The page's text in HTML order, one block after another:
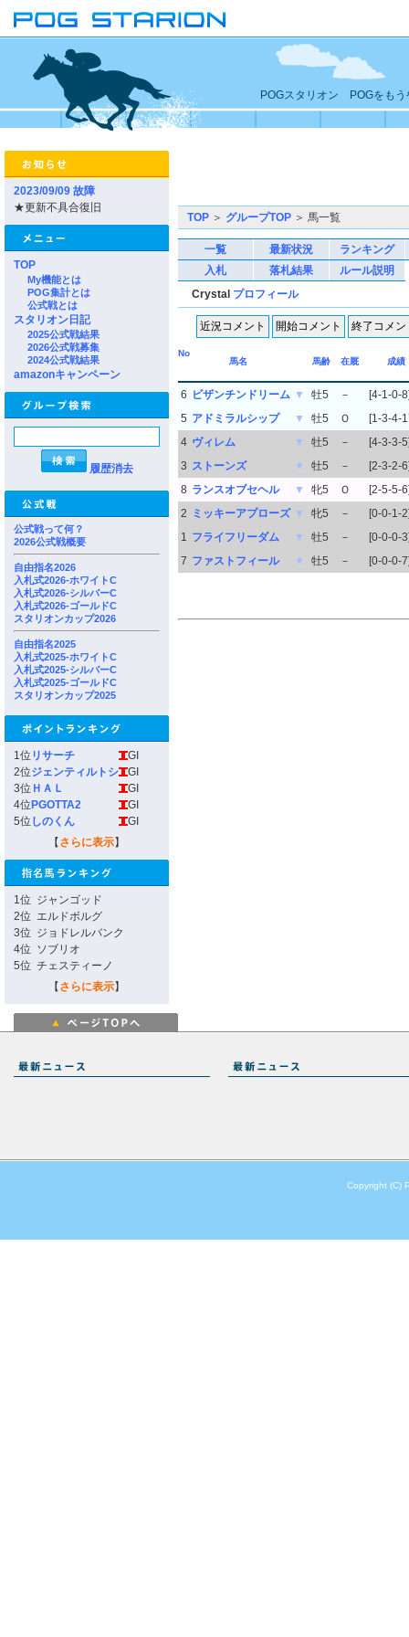
POGスタリオン POGをもう
2023/09/09 故障
★更新不具合復旧
TOP
My機能とは
POG集計とは
公式戦とは
スタリオン日記
2025公式戦結果
2026公式戦募集
2024公式戦結果
amazonキャンペーン
履歴消去
公式戦って何？
2026公式戦概要
自由指名2026
入札式2026-ホワイトC
入札式2026-シルバーC
入札式2026-ゴールドC
スタリオンカップ2026
自由指名2025
入札式2025-ホワイトC
入札式2025-シルバーC
入札式2025-ゴールドC
スタリオンカップ2025
1位 リサーチ
GI
2位ジェンティルトシ
GI
3位 ＨＡＬ
GI
4位 PGOTTA2
GI
5位 しのくん
GI
【 さらに表示】
1位 ジャンゴッド
2位 エルドボルグ
3位 ジョドレルバンク
4位 ソブリオ
5位 チェスティーノ
【 さらに表示】
TOP ＞ グループTOP ＞ 馬一覧
一覧 最新状況
ランキング
入札
落札結果
ルール説明
Crystal プロフィール
No
馬名
馬齢 在厩 成績
6 ビザンチンドリーム ▼ 牡5 －
[4-1-0-
5 アドミラルシップ ▼ 牡5 Ｏ
[1-3-4-
4 ヴィレム ▼ 牡5 －
[4-3-3-
3 ストーンズ ▼ 牡5 －
[2-3-2-
8 ランスオブセヘル ▼ 牝5 Ｏ
[2-5-5-
2
ミッキーアプローズ ▼ 牝5 －
[0-0-1-
1 フライフリーダム ▼ 牡5 －
[0-0-0-
7 ファストフィール ▼ 牡5 － [0-0-0-
Copyright (C)